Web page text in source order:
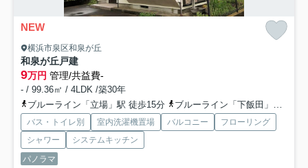
NEW
横浜市泉区和泉が丘
和泉が丘戸建
9万円 管理/共益費-
- / 99.36㎡ / 4LDK /築30年
ブルーライン「立場」駅 徒歩15分
ブルーライン「下飯田」駅 徒歩16分
バス・トイレ別 室内洗濯機置場 バルコニー
フローリング
シャワー
システムキッチン
パノラマ